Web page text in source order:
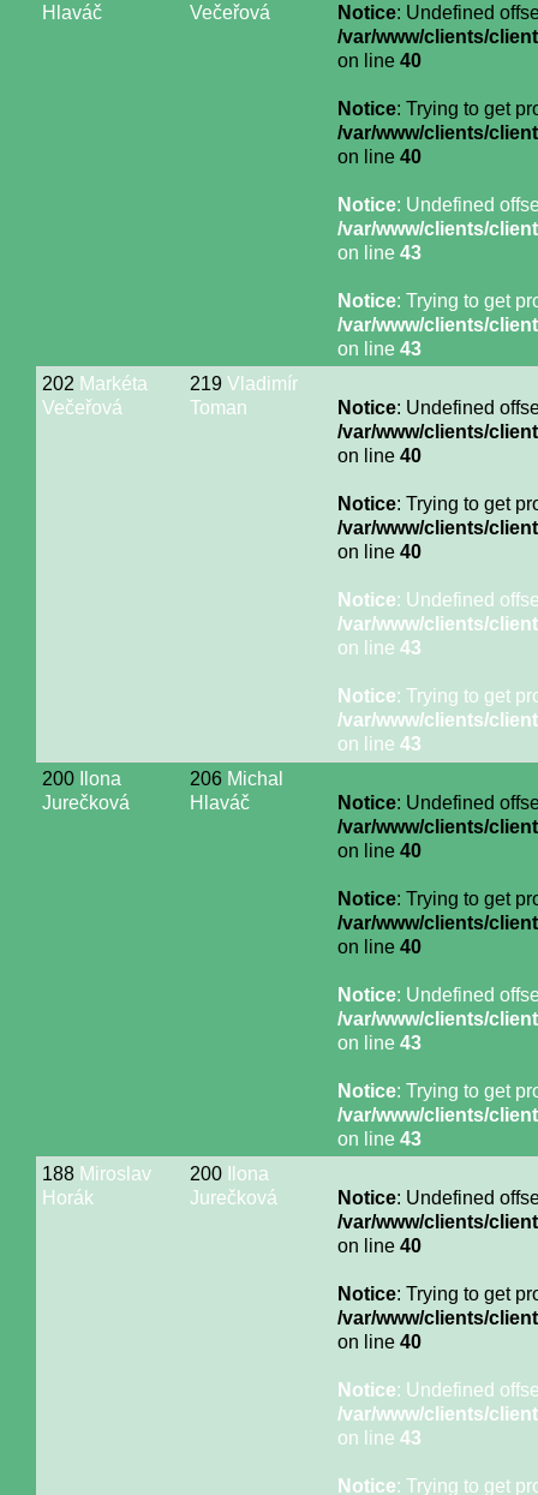
Hlaváč
Večeřová
Notice: Undefined
/var/www/clients/
on line 40
Notice: Trying to get
/var/www/clients/
on line 40
Notice: Undefined
/var/www/clients/
on line 43
Notice: Trying to get
/var/www/clients/
on line 43
202 Markéta
Večeřová
219 Vladimír
Toman
Notice: Undefined
/var/www/clients/
on line 40
Notice: Trying to get
/var/www/clients/
on line 40
Notice: Undefined
/var/www/clients/
on line 43
Notice: Trying to get
/var/www/clients/
on line 43
200
Ilona
Jurečková
206 Michal
Hlaváč
Notice: Undefined
/var/www/clients/
on line 40
Notice: Trying to get
/var/www/clients/
on line 40
Notice: Undefined
/var/www/clients/
on line 43
Notice: Trying to get
/var/www/clients/
on line 43
188 Miroslav
Horák
200
Ilona
Jurečková
Notice: Undefined
/var/www/clients/
on line 40
Notice: Trying to get
/var/www/clients/
on line 40
Notice: Undefined
/var/www/clients/
on line 43
Notice: Trying to get